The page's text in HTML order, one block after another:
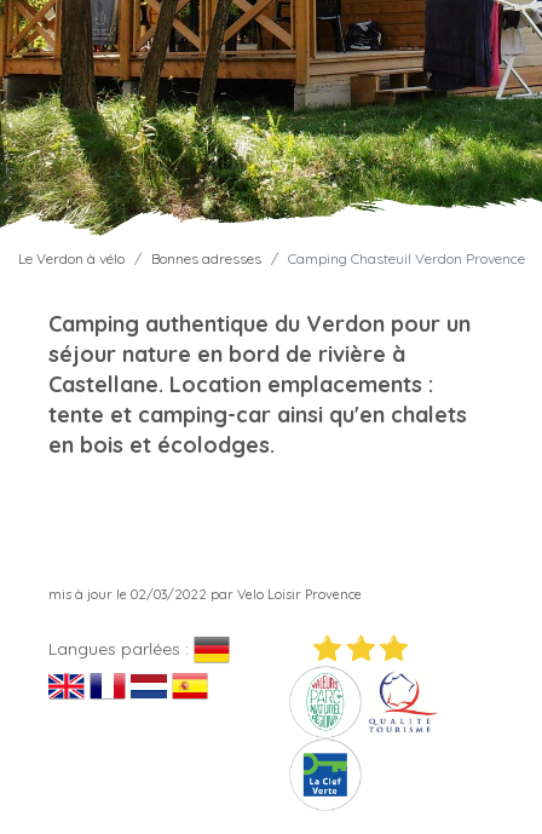
Le Verdon à vélo Bonnes adresses Camping Chasteuil Verdon Provence
Camping authentique du Verdon pour un
séjour nature en bord de rivière à
Castellane. Location emplacements :
tente et camping-car ainsi qu'en chalets
en bois et écolodges.
mis à jour le 02/03/2022 par Velo Loisir Provence
Langues parlées :